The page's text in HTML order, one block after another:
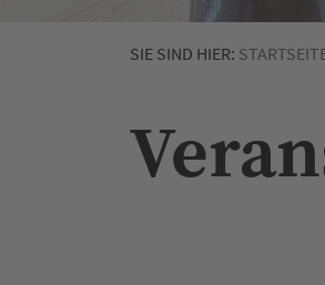
SIE SIND HIER: